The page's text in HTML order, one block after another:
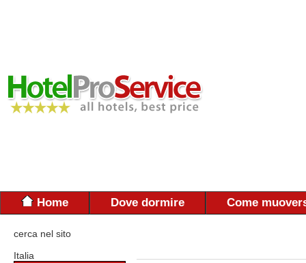
Home Dove dormire Come
cerca nel sito
Italia